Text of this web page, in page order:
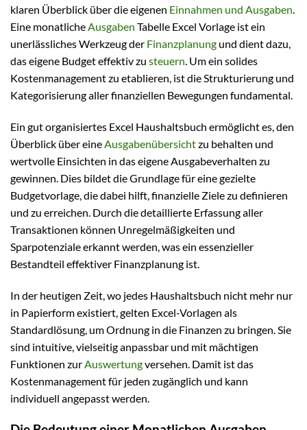
klaren Überblick über die eigenen Einnahmen und Ausgaben.
Eine monatlicheAusgaben Tabelle Excel Vorlage ist ein
unerlässliches Werkzeug der Finanzplanung und dient dazu,
das eigene Budget effektiv zu steuern. Um ein solides
Kostenmanagement zu etablieren, ist die Strukturierung und
Kategorisierung aller finanziellen Bewegungen fundamental.
Ein gut organisiertes Excel Haushaltsbuch ermöglicht es, den
Überblick über eineAusgabenübersichtzu behalten und
wertvolle Einsichten in das eigene Ausgabeverhalten zu
gewinnen. Dies bildet die Grundlage für eine gezielte
Budgetvorlage, die dabei hilft, finanzielle Ziele zu definieren
und zu erreichen. Durch die detaillierte Erfassung aller
Transaktionen können Unregelmäßigkeiten und
Sparpotenziale erkannt werden, was ein essenzieller
Bestandteil effektiver Finanzplanung ist.
In der heutigen Zeit, wo jedes Haushaltsbuch nicht mehr nur
in Papierform existiert, gelten Excel-Vorlagen als
Standardlösung, um Ordnung in die Finanzen zu bringen. Sie
sind intuitive, vielseitig anpassbar und mit mächtigen
Funktionen zur Auswertungversehen. Damit ist das
Kostenmanagement für jeden zugänglich und kann
individuell angepasst werden.